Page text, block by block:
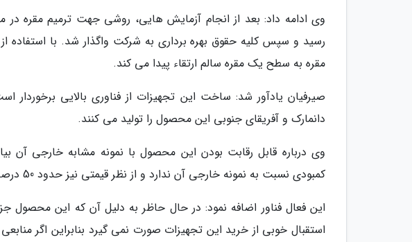
وی ادامه داد: بعد از انجام آزمایش هایی، روشی جهت ترمیم مقره در
رسید و سپس کلیه حقوق بهره برداری به شرکت واگذار شد. با
مقره به سطح یک مقره سالم ارتقاء پیدا می کند.
صیرفیان یادآور شد: ساخت این تجهیزات از فناوری بالایی برخوردار
دانمارک و آفریقای جنوبی این محصول را تولید می کنند.
وی درباره قابل رقابت بودن این محصول با نمونه مشابه خارجی آن
کمبودی نسبت به نمونه خارجی آن ندارد و از نظر قیمتی نیز حدود 50 درصد ارزان تر است.
این فعال فناور اضافه نمود: در حال حاظر به دلیل آن که این
استقبال خوبی از خرید این تجهیزات صورت نمی گیرد بنابراین اگر